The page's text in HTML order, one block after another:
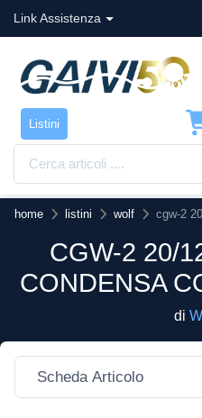
Link Assistenza
Listini
home listini wolf cgw-2
CGW-2 20/
CONDENSA
di